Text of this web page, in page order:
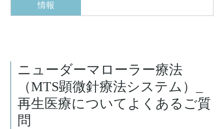
情報
ニューダーマローラー療法
（MTS顕微針療法システム）_
再生医療についてよくあるご質
問